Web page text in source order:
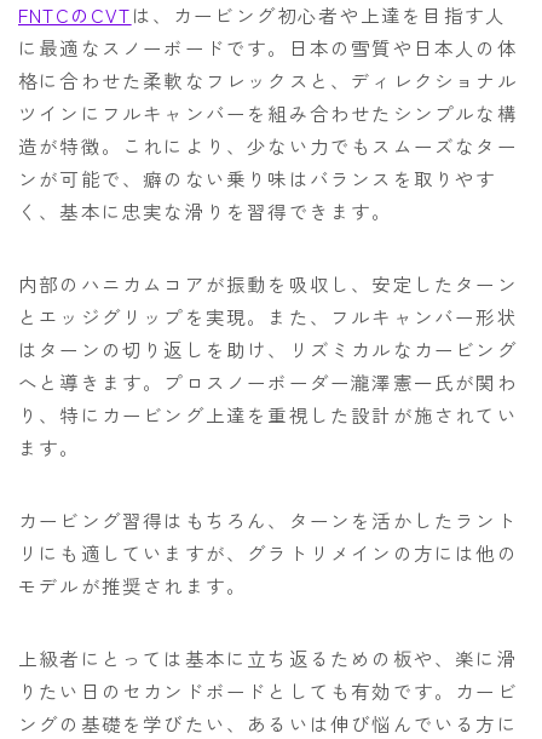
FNTCのCVTは、カービング初心者や上達を目指す人
に最適なスノーボードです。日本の雪質や日本人の体
格に合わせた柔軟なフレックスと、ディレクショナル
ツインにフルキャンバーを組み合わせたシンプルな構
造が特徴。これにより、少ない力でもスムーズなター
ンが可能で、癖のない乗り味はバランスを取りやす
く、基本に忠実な滑りを習得できます。
内部のハニカムコアが振動を吸収し、安定したターン
とエッジグリップを実現。また、フルキャンバー形状
はターンの切り返しを助け、リズミカルなカービング
へと導きます。プロスノーボーダー瀧澤憲一氏が関わ
り、特にカービング上達を重視した設計が施されてい
ます。
カービング習得はもちろん、ターンを活かしたラント
リにも適していますが、グラトリメインの方には他の
モデルが推奨されます。
上級者にとっては基本に立ち返るための板や、楽に滑
りたい日のセカンドボードとしても有効です。カービ
ングの基礎を学びたい、あるいは伸び悩んでいる方に